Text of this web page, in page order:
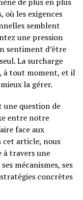
où les exigences
semblent
une pression
sentiment d’être
La surcharge
à tout moment, et il
la gérer.
une question de
entre notre
face aux
cet article, nous
à travers une
mécanismes, ses
concrètes